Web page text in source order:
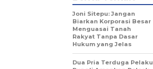
Joni Sitepu: Jangan
Biarkan Korporasi Besar
Menguasai Tanah
Rakyat Tanpa Dasar
Hukum yang Jelas
Dua Pria Terduga Pelaku